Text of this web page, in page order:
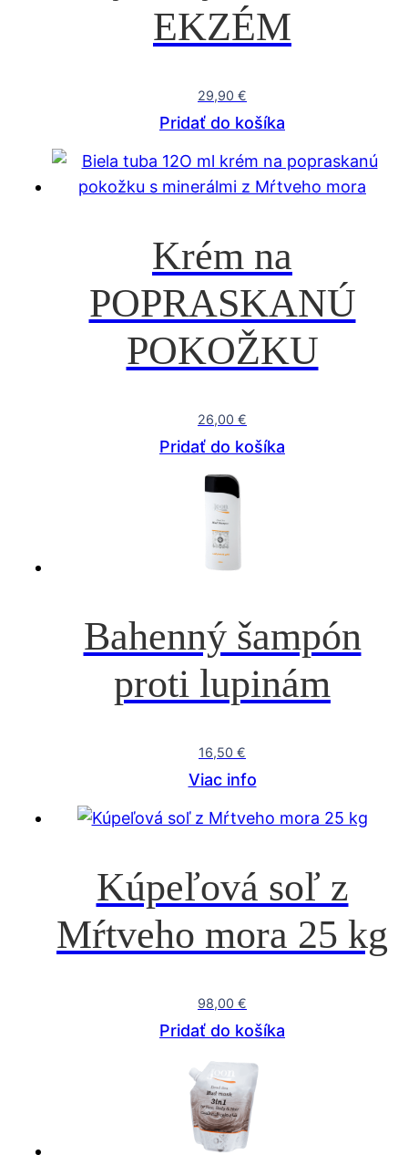
EKZÉM
29,90 €
Pridať do košíka
Krém na
POPRASKANÚ
POKOŽKU
26,00 €
Pridať do košíka
Bahenný šampón
proti lupinám
16,50 €
Viac info
Kúpeľová soľ z
Mŕtveho mora 25 kg
98,00 €
Pridať do košíka